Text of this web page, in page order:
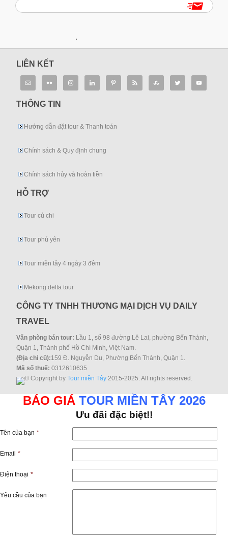
.
LIÊN KẾT
THÔNG TIN
Hướng dẫn đặt tour & Thanh toán
Chính sách & Quy định chung
Chính sách hủy và hoàn tiền
HỖ TRỢ
Tour củ chi
Tour phú yên
Tour miền tây 4 ngày 3 đêm
Mekong delta tour
CÔNG TY TNHH THƯƠNG MẠI DỊCH VỤ DAILY
TRAVEL
Văn phòng bán tour: Lầu 1, số 98 đường Lê Lai, phường Bến Thành,
Quận 1, Thành phố Hồ Chí Minh, Việt Nam.
(Địa chỉ cũ):159 Đ. Nguyễn Du, Phường Bến Thành, Quận 1.
Mã số thuế: 0312610635
© Copyright byTour miền Tây 2015-2025. All rights reserved.
BÁO GIÁ TOUR MIỀN TÂY 2026
Ưu đãi đặc biệt!!
Tên của bạn *
Email *
Điện thoại *
Yêu cầu của bạn